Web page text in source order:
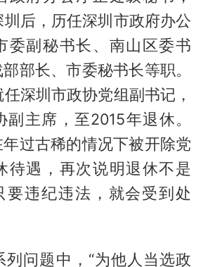
圳后，历任深圳市政府办公
委副秘书长、南山区委书
部长、市委秘书长等职。
深圳市政协党组副书记，
主席，至2015年退休。
过古稀的情况下被开除党
待遇，再次说明退休不是
要违纪违法，就会受到处
列问题中，“为他人当选政